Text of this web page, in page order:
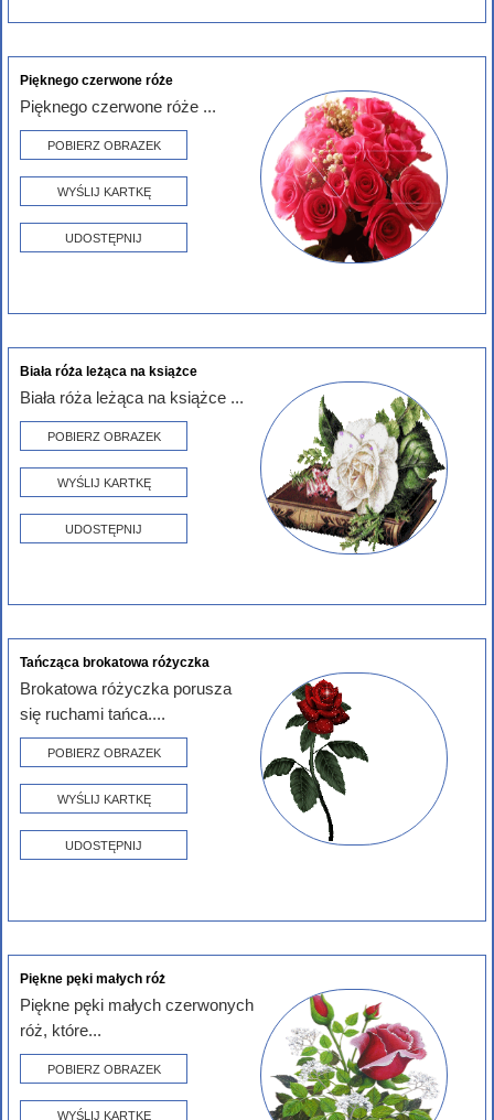
Pięknego czerwone róże
Pięknego czerwone róże ...
POBIERZ OBRAZEK
WYŚLIJ KARTKĘ
UDOSTĘPNIJ
Biała róża leżąca na książce
Biała róża leżąca na książce ...
POBIERZ OBRAZEK
WYŚLIJ KARTKĘ
UDOSTĘPNIJ
Tańcząca brokatowa różyczka
Brokatowa różyczka porusza
się ruchami tańca....
POBIERZ OBRAZEK
WYŚLIJ KARTKĘ
UDOSTĘPNIJ
Piękne pęki małych róż
Piękne pęki małych czerwonych
róż, które...
POBIERZ OBRAZEK
WYŚLIJ KARTKĘ